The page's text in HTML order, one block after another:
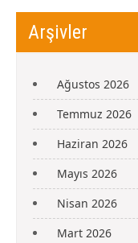
Arşivler
Ağustos 2026
Temmuz 2026
Haziran 2026
Mayıs 2026
Nisan 2026
Mart 2026